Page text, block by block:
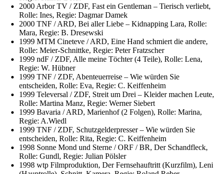
2000 Arbor TV / ZDF, Fast ein Gentleman – Tierisch verliebt,
Rolle: Ines, Regie: Dagmar Damek
2000 TNF / ARD, Bei aller Liebe – Kidnapping Lara, Rolle:
Mara, Regie: B. Dresewski
1999 MTM Cineteve / ARD, Eine Hand schmiert die andere,
Rolle: Meier-Schnittke, Regie: Peter Fratzscher
1999 ndF / ZDF, Alle meine Töchter (4 Teile), Rolle: Lena,
Regie: W. Hübner
1999 TNF / ZDF, Abenteuerreise – Wie würden Sie
entscheiden, Rolle: Eva, Regie: C. Keiffenheim
1999 Televersal / ZDF, Streit um Drei – Kleider machen Leute,
Rolle: Martina Manz, Regie: Werner Siebert
1999 Bavaria / ARD, Marienhof (2 Folgen), Rolle: Marina,
Regie: A.Wiedl
1999 TNF / ZDF, Schutzgelderpresser – Wie würden Sie
entscheiden, Rolle: Rita, Regie: C. Keiffenheim
1998 Sonne Mond und Sterne / ORF / BR, Der Schandfleck,
Rolle: Gundl, Regie: Julian Pölsler
1998 wtp Filmproduktion, Der Fernsehauftritt (Kurzfilm), Leni